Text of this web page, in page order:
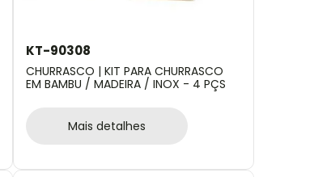
KT-90308
CHURRASCO | KIT PARA CHURRASCO
EM BAMBU / MADEIRA / INOX - 4 PÇS
Mais detalhes